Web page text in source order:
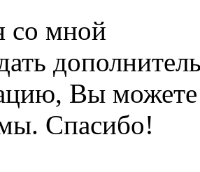
со мной
Вы
Спасибо!